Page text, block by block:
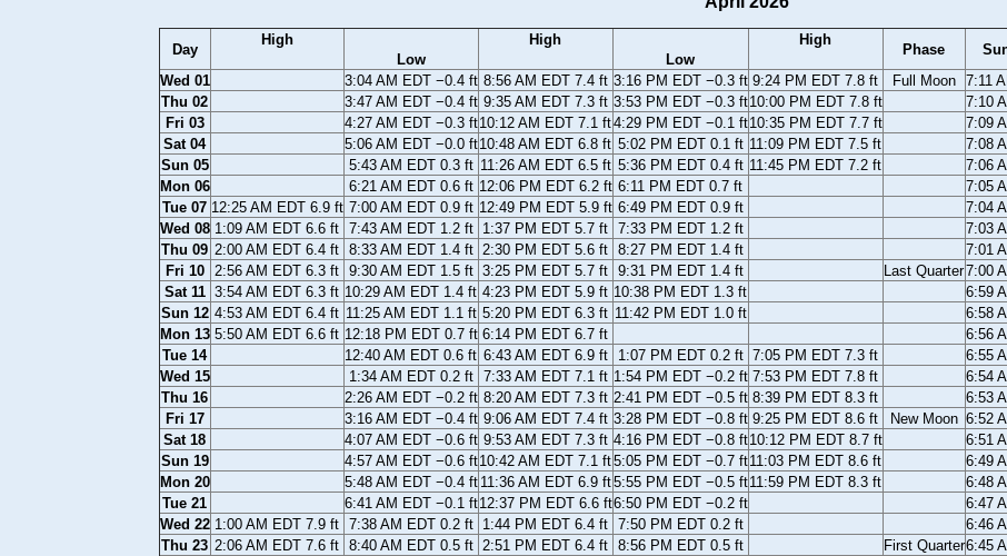
Day
High
Low
High
Low
High
Phase
Wed 01
3:04 AM EDT −0.4 ft 8:56 AM EDT 7.4 ft 3:16 PM EDT −0.3 ft 9:24 PM EDT 7.8 ft Full Moon 7:11
Thu 02
3:47 AM EDT −0.4 ft 9:35 AM EDT 7.3 ft 3:53 PM EDT −0.3 ft10:00 PM EDT 7.8 ft 7:10
Fri 03
4:27 AM EDT −0.3 ft10:12 AM EDT 7.1 ft4:29 PM EDT −0.1 ft10:35 PM EDT 7.7 ft 7:09
Sat 04
5:06 AM EDT −0.0 ft10:48 AM EDT 6.8 ft 5:02 PM EDT 0.1 ft 11:09 PM EDT 7.5 ft 7:08
Sun 05
5:43 AM EDT 0.3 ft 11:26 AM EDT 6.5 ft 5:36 PM EDT 0.4 ft 11:45 PM EDT 7.2 ft 7:06
Mon 06
6:21 AM EDT 0.6 ft 12:06 PM EDT 6.2 ft 6:11 PM EDT 0.7 ft 7:05
Tue 07 12:25 AM EDT 6.9 ft 7:00 AM EDT 0.9 ft 12:49 PM EDT 5.9 ft 6:49 PM EDT 0.9 ft 7:04
Wed 08 1:09 AM EDT 6.6 ft 7:43 AM EDT 1.2 ft 1:37 PM EDT 5.7 ft 7:33 PM EDT 1.2 ft 7:03
Thu 09 2:00 AM EDT 6.4 ft 8:33 AM EDT 1.4 ft 2:30 PM EDT 5.6 ft 8:27 PM EDT 1.4 ft 7:01
Fri 10
2:56 AM EDT 6.3 ft 9:30 AM EDT 1.5 ft 3:25 PM EDT 5.7 ft 9:31 PM EDT 1.4 ft Last Quarter7:00
Sat 11 3:54 AM EDT 6.3 ft 10:29 AM EDT 1.4 ft 4:23 PM EDT 5.9 ft 10:38 PM EDT 1.3 ft 6:59
Sun 12 4:53 AM EDT 6.4 ft 11:25 AM EDT 1.1 ft 5:20 PM EDT 6.3 ft 11:42 PM EDT 1.0 ft 6:58
Mon 13 5:50 AM EDT 6.6 ft 12:18 PM EDT 0.7 ft 6:14 PM EDT 6.7 ft 6:56
Tue 14
12:40 AM EDT 0.6 ft 6:43 AM EDT 6.9 ft 1:07 PM EDT 0.2 ft 7:05 PM EDT 7.3 ft 6:55
Wed 15
1:34 AM EDT 0.2 ft 7:33 AM EDT 7.1 ft 1:54 PM EDT −0.2 ft 7:53 PM EDT 7.8 ft 6:54
Thu 16
2:26 AM EDT −0.2 ft 8:20 AM EDT 7.3 ft 2:41 PM EDT −0.5 ft 8:39 PM EDT 8.3 ft 6:53
Fri 17
3:16 AM EDT −0.4 ft 9:06 AM EDT 7.4 ft 3:28 PM EDT −0.8 ft 9:25 PM EDT 8.6 ft New Moon 6:52
Sat 18
4:07 AM EDT −0.6 ft 9:53 AM EDT 7.3 ft 4:16 PM EDT −0.8 ft10:12 PM EDT 8.7 ft 6:51
Sun 19
4:57 AM EDT −0.6 ft10:42 AM EDT 7.1 ft5:05 PM EDT −0.7 ft11:03 PM EDT 8.6 ft 6:49
Mon 20
5:48 AM EDT −0.4 ft 11:36 AM EDT 6.9 ft5:55 PM EDT −0.5 ft11:59 PM EDT 8.3 ft 6:48
Tue 21
6:41 AM EDT −0.1 ft12:37 PM EDT 6.6 ft6:50 PM EDT −0.2 ft 6:47
Wed 22 1:00 AM EDT 7.9 ft 7:38 AM EDT 0.2 ft 1:44 PM EDT 6.4 ft 7:50 PM EDT 0.2 ft 6:46
Thu 23 2:06 AM EDT 7.6 ft 8:40 AM EDT 0.5 ft 2:51 PM EDT 6.4 ft 8:56 PM EDT 0.5 ft First Quarter6:45